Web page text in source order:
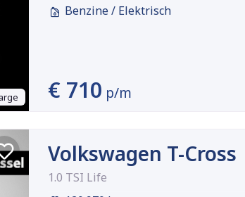
Benzine / Elektrisch
€ 710 p/m
Volkswagen T-Cross
1.0 TSI Life